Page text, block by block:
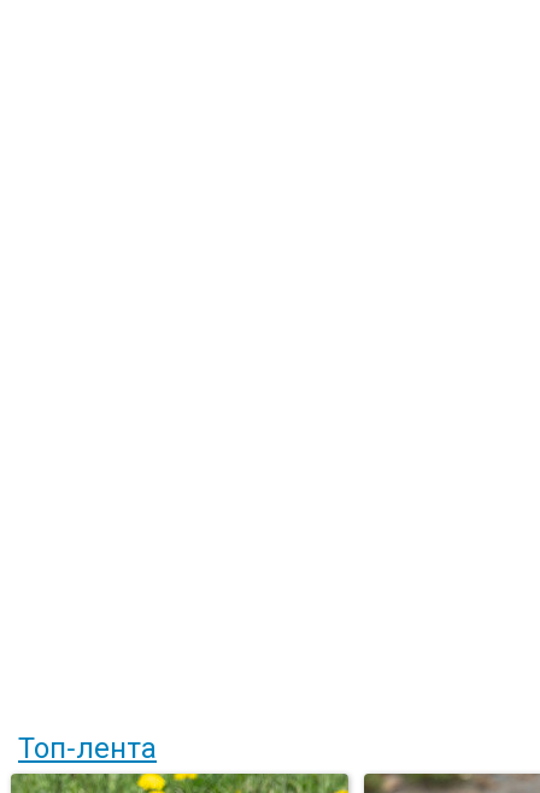
Топ-лента